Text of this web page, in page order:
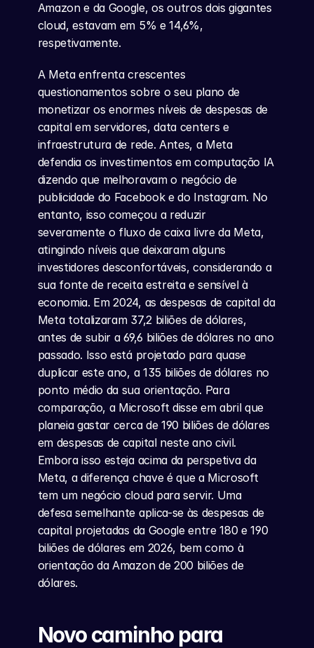
Amazon e da Google, os outros dois gigantes
cloud, estavam em 5% e 14,6%,
respetivamente.
A Meta enfrenta crescentes
questionamentos sobre o seu plano de
monetizar os enormes níveis de despesas de
capital em servidores, data centers e
infraestrutura de rede. Antes, a Meta
defendia os investimentos em computação IA
dizendo que melhoravam o negócio de
publicidade do Facebook e do Instagram. No
entanto, isso começou a reduzir
severamente o fluxo de caixa livre da Meta,
atingindo níveis que deixaram alguns
investidores desconfortáveis, considerando a
sua fonte de receita estreita e sensível à
economia. Em 2024, as despesas de capital da
Meta totalizaram 37,2 biliões de dólares,
antes de subir a 69,6 biliões de dólares no ano
passado. Isso está projetado para quase
duplicar este ano, a 135 biliões de dólares no
ponto médio da sua orientação. Para
comparação, a Microsoft disse em abril que
planeia gastar cerca de 190 biliões de dólares
em despesas de capital neste ano civil.
Embora isso esteja acima da perspetiva da
Meta, a diferença chave é que a Microsoft
tem um negócio cloud para servir. Uma
defesa semelhante aplica-se às despesas de
capital projetadas da Google entre 180 e 190
biliões de dólares em 2026, bem como à
orientação da Amazon de 200 biliões de
dólares.
Novo caminho para